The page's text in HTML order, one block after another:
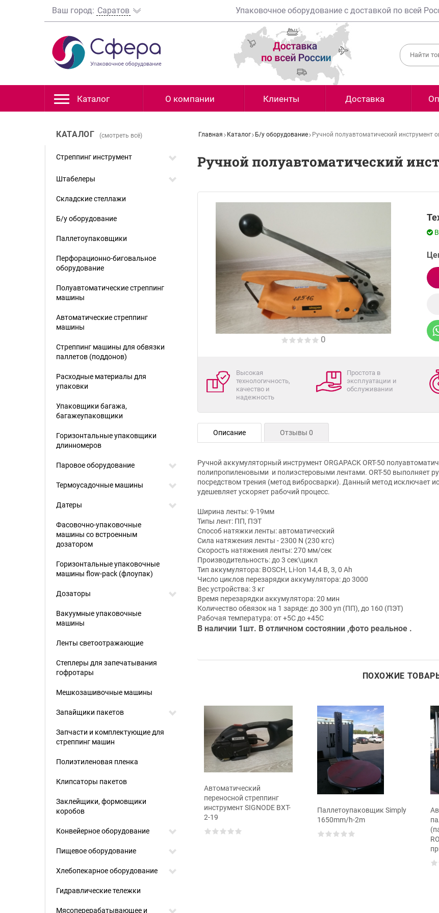
Ваш город: Саратов Упаковочное оборудование с доставкой по всей
Каталог О компании Клиенты Доставка
Главная Каталог Б/у оборудование Ручной полуавтоматический инструмент
Ручной полуавтоматический
0
Высокая
технологичность,
качество и
надежность
Простота в
эксплуатации и
обслуживании
Описание Отзывы 0
Ручной аккумуляторный инструмент ORGAPACK ORT-50
полипропиленовыми и полиэстеровыми лентами. ORT-50 выполняет
посредством трения (метод вибросварки). Данный метод исключает
удешевляет ускоряет рабочий процесс.
Ширина ленты: 9-19мм
Типы лент: ПП, ПЭТ
Способ натяжки ленты: автоматический
Сила натяжения ленты - 2300 N (230 кгс)
Скорость натяжения ленты: 270 мм/сек
Производительность: до 3 сек\цикл
Тип аккумулятора: BOSCH, Li-Ion 14,4 В, 3, 0 Ah
Число циклов перезарядки аккумулятора: до 3000
Вес устройства: 3 кг
Время перезарядки аккумулятора: 20 мин
Количество обвязок на 1 заряде: до 300 уп (ПП), до 160 (ПЭТ)
Рабочая температура: от +5С до +45С
В наличии 1шт. В отличном состоянии ,фото реальное .
ПОХОЖИЕ
переносной стреппинг
инструмент н-45 helios
Автоматический
переносной стреппинг
инструмент SIGNODE BXT-
2-19
Паллетоупаковщик Simply
1650mm/h-2m
КАТАЛОГ (смотреть всё)
Стреппинг инструмент
Штабелеры
Складские стеллажи
Б/у оборудование
Паллетоупаковщики
Перфорационно-биговальное
оборудование
Полуавтоматические стреппинг
машины
Автоматические стреппинг
машины
Стреппинг машины для обвязки
паллетов (поддонов)
Расходные материалы для
упаковки
Упаковщики багажа,
багажеупаковщики
Горизонтальные упаковщики
длинномеров
Паровое оборудование
Термоусадочные машины
Датеры
Фасовочно-упаковочные
машины со встроенным
дозатором
Горизонтальные упаковочные
машины flow-pack (флоупак)
Дозаторы
Вакуумные упаковочные
машины
Ленты светоотражающие
Степлеры для запечатывания
гофротары
Мешкозашивочные машины
Запайщики пакетов
Запчасти и комплектующие для
стреппинг машин
Полиэтиленовая пленка
Клипсаторы пакетов
Заклейщики, формовщики
коробов
Конвейерное оборудование
Пищевое оборудование
Хлебопекарное оборудование
Гидравлические тележки
Мясоперерабатывающее и